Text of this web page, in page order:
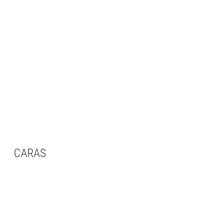
CARAS